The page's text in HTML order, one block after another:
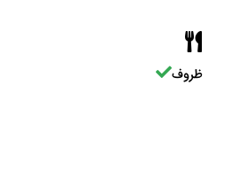
ظروف